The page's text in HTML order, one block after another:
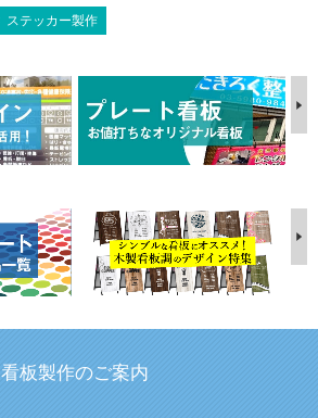
ステッカー製作
看板製作のご案内